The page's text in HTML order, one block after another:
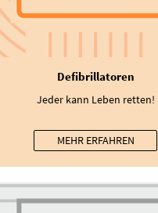
Defibrillatoren
Jeder kann Leben retten!
MEHR ERFAHREN